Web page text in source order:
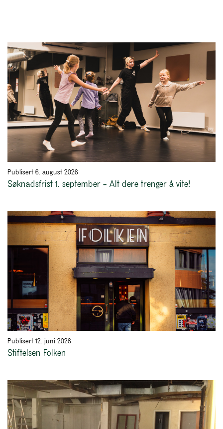
Publisert 6. august 2026
Søknadsfrist 1. september – Alt dere trenger å vite!
Publisert 12. juni 2026
Stiftelsen Folken